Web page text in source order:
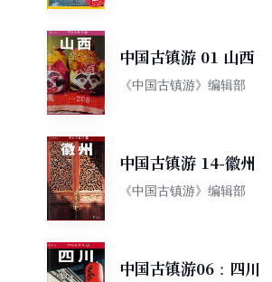
中国古镇游 01 山西
《中国古镇游》编辑部
中国古镇游 14-徽州
《中国古镇游》编辑部
中国古镇游06：四川